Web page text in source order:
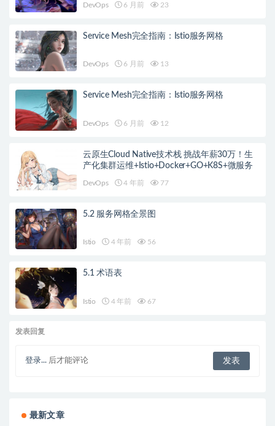
DevOps 6 月前 23
Service Mesh完全指南：Istio服务网格
DevOps 6 月前 13
Service Mesh完全指南：Istio服务网格
DevOps 6 月前 12
云原生Cloud Native技术栈 挑战年薪30万！生
产化集群运维+Istio+Docker+GO+K8S+微服务
DevOps 4 年前 77
5.2 服务网格全景图
Istio 4 年前 56
5.1 术语表
Istio 4 年前 67
发表回复
登录... 后才能评论
最新文章